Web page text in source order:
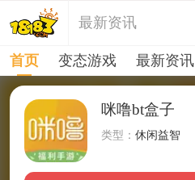
最新资讯
首页 变态游戏 最新资讯
咪噜bt盒子
类型：休闲益智